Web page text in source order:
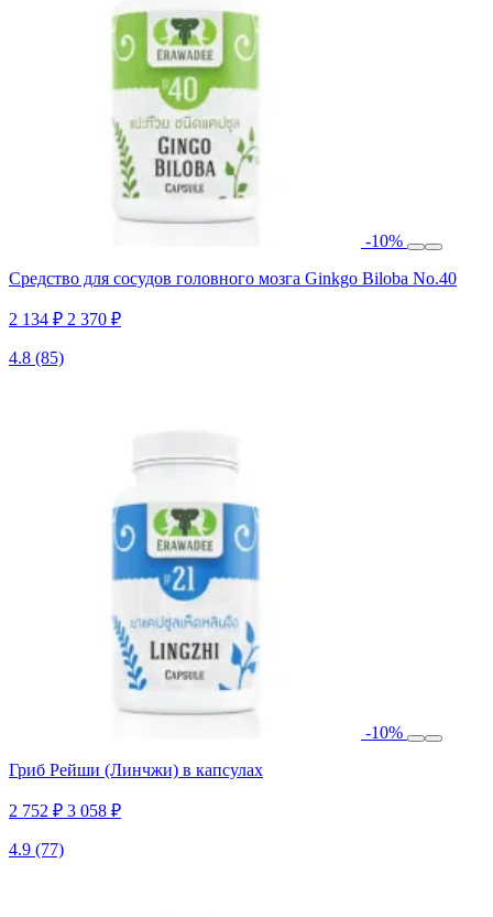
-10%
Средство для сосудов головного мозга Ginkgo Biloba No.40
2 134 ₽ 2 370 ₽
4.8 (85)
-10%
Гриб Рейши (Линчжи) в капсулах
2 752 ₽ 3 058 ₽
4.9 (77)